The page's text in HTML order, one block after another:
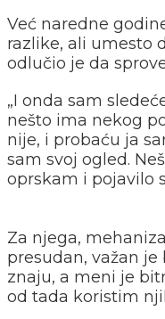
Već naredne
razlike, ali umesto
odlučio je da
„I onda sam
nešto ima nekog
nije, i probaću ja
sam svoj ogled.
oprskam i pojavilo
Za njega,
presudan, važan je
znaju, a meni je
od tada koristim